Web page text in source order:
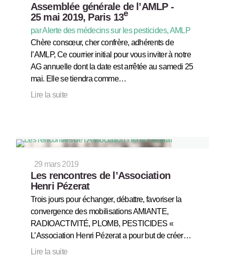
Assemblée générale de l’AMLP -
25 mai 2019, Paris 13e
par Alerte des médecins sur les pesticides, AMLP
Chère consœur, cher confrère, adhérents de
l’AMLP, Ce courrier initial pour vous inviter à notre
AG annuelle dont la date est arrêtée au samedi 25
mai. Elle se tiendra comme…
Lire la suite
29 mars 2019
Les rencontres de l’Association
Henri Pézerat
Trois jours pour échanger, débattre, favoriser la
convergence des mobilisations AMIANTE,
RADIOACTIVITÉ, PLOMB, PESTICIDES «
L’Association Henri Pézerat a pour but de créer…
Lire la suite